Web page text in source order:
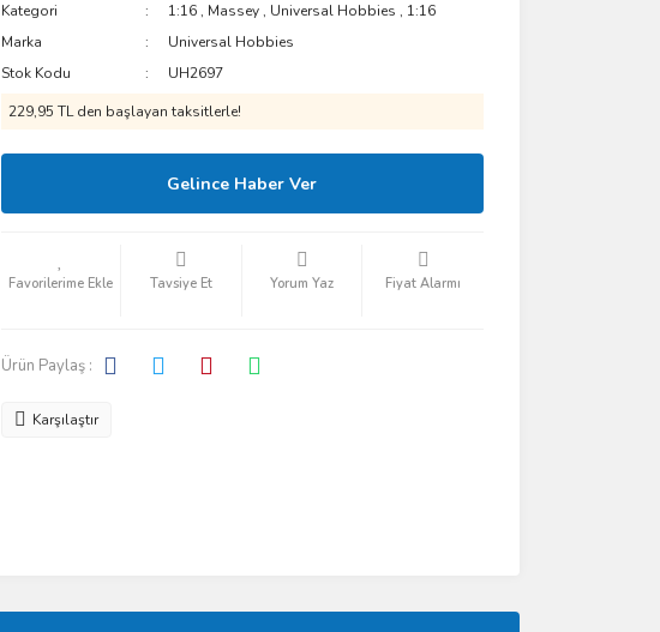
Kategori 1:16 , Massey , Universal Hobbies , 1:16
Marka
Universal Hobbies
Stok Kodu
UH2697
229,95 TL den başlayan taksitlerle!
Gelince Haber Ver
Tavsiye Et Yorum Yaz Fiyat Alarmı
Ürün Paylaş :
Karşılaştır